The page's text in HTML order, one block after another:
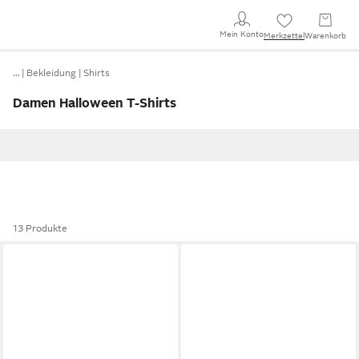
Mein KontoMerkzettel Warenkorb
… Bekleidung Shirts
Damen Halloween T-Shirts
13 Produkte